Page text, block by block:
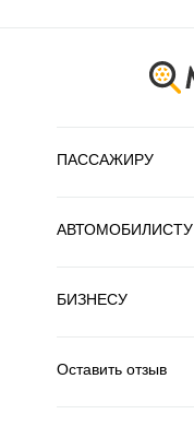
ПАССАЖИРУ
АВТОМОБИЛИСТУ
БИЗНЕСУ
Оставить отзыв